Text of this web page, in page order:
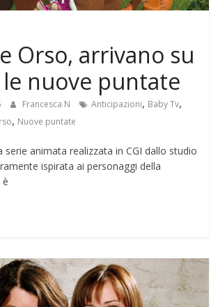
Orso, arrivano su
nuove puntate
Francesca N Anticipazioni, Baby Tv,
, Nuove puntate
serie animata realizzata in CGI dallo studio
ispirata ai personaggi della